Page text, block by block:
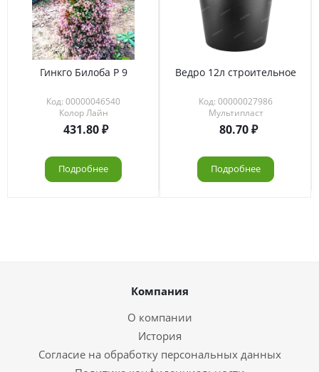
Гинкго Билоба Р 9
Код: 00000046540
Колор Лайн
431.80
Подробнее
Ведро 12л строительное
Код: 00000027986
Мультипласт
80.70
Подробнее
Компания
О компании
История
Согласие на обработку персональных данных